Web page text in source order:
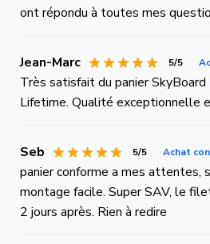
ont répondu à toutes mes
Jean-Marc 5/5
Très satisfait du panier
Lifetime. Qualité exceptionnelle
Seb 5/5 Achat
panier conforme a mes attentes,
montage facile. Super SAV, le
2 jours après. Rien à redire